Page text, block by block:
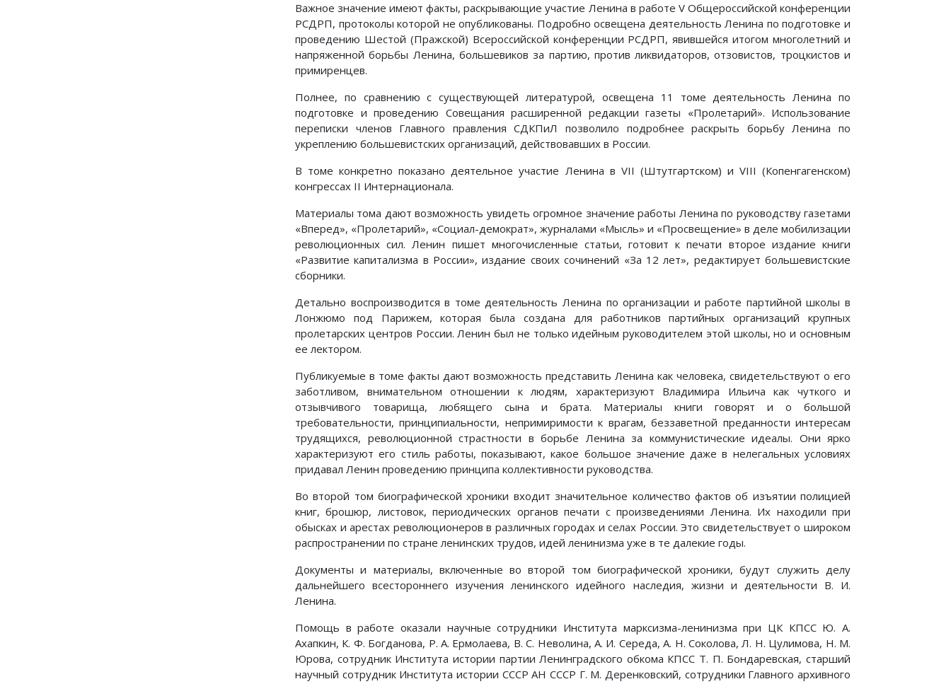
Важное значение имеют факты, раскрывающие участие Ленина в работе V Общероссийской конференции
РСДРП, протоколы которой не опубликованы. Подробно освещена деятельность Ленина по подготовке и
проведению Шестой (Пражской) Всероссийской конференции РСДРП, явившейся итогом многолетний и
напряженной борьбы Ленина, большевиков за партию, против ликвидаторов, отзовистов, троцкистов и
примиренцев.
Полнее, по сравнению с существующей литературой, освещена 11 томе деятельность Ленина по
подготовке и проведению Совещания расширенной редакции газеты «Пролетарий». Использование
переписки членов Главного правления СДКПиЛ позволило подробнее раскрыть борьбу Ленина по
укреплению большевистских организаций, действовавших в России.
В томе конкретно показано деятельное участие Ленина в VII (Штутгартском) и VIII (Копенгагенском)
конгрессах II Интернационала.
Материалы тома дают возможность увидеть огромное значение работы Ленина по руководству газетами
«Вперед», «Пролетарий», «Социал-демократ», журналами «Мысль» и «Просвещение» в деле мобилизации
революционных сил. Ленин пишет многочисленные статьи, готовит к печати второе издание книги
«Развитие капитализма в России», издание своих сочинений «За 12 лет», редактирует большевистские
сборники.
Детально воспроизводится в томе деятельность Ленина по организации и работе партийной школы в
Лонжюмо под Парижем, которая была создана для работников партийных организаций крупных
пролетарских центров России. Ленин был не только идейным руководителем этой школы, но и основным
ее лектором.
Публикуемые в томе факты дают возможность представить Ленина как человека, свидетельствуют о его
заботливом, внимательном отношении к людям, характеризуют Владимира Ильича как чуткого и
отзывчивого товарища, любящего сына и брата. Материалы книги говорят и о большой
требовательности, принципиальности, непримиримости к врагам, беззаветной преданности интересам
трудящихся, революционной страстности в борьбе Ленина за коммунистические идеалы. Они ярко
характеризуют его стиль работы, показывают, какое большое значение даже в нелегальных условиях
придавал Ленин проведению принципа коллективности руководства.
Во второй том биографической хроники входит значительное количество фактов об изъятии полицией
книг, брошюр, листовок, периодических органов печати с произведениями Ленина. Их находили при
обысках и арестах революционеров в различных городах и селах России. Это свидетельствует о широком
распространении по стране ленинских трудов, идей ленинизма уже в те далекие годы.
Документы и материалы, включенные во второй том биографической хроники, будут служить делу
дальнейшего всестороннего изучения ленинского идейного наследия, жизни и деятельности В. И.
Ленина.
Помощь в работе оказали научные сотрудники Института марксизма-ленинизма при ЦК КПСС Ю. А.
Ахапкин, К. Ф. Богданова, Р. А. Ермолаева, В. С. Неволина, А. И. Середа, А. Н. Соколова, Л. Н. Цулимова, Н. М.
Юрова, сотрудник Института истории партии Ленинградского обкома КПСС Т. П. Бондаревская, старший
научный сотрудник Института истории СССР АН СССР Г. М. Деренковский, сотрудники Главного архивного